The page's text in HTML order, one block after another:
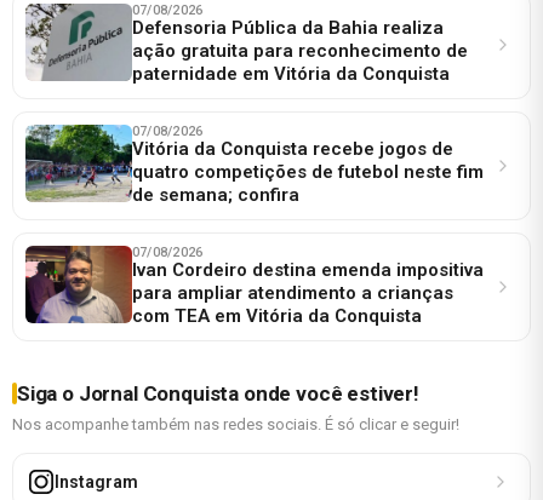
07/08/2026
Defensoria Pública da Bahia realiza
ação gratuita para reconhecimento de
paternidade em Vitória da Conquista
07/08/2026
Vitória da Conquista recebe jogos de
quatro competições de futebol neste fim
de semana; confira
07/08/2026
Ivan Cordeiro destina emenda impositiva
para ampliar atendimento a crianças
com TEA em Vitória da Conquista
Siga o Jornal Conquista onde você estiver!
Nos acompanhe também nas redes sociais. É só clicar e seguir!
Instagram